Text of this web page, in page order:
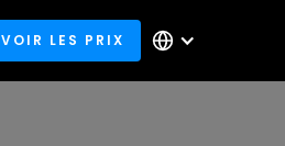
VOIR LES PRIX